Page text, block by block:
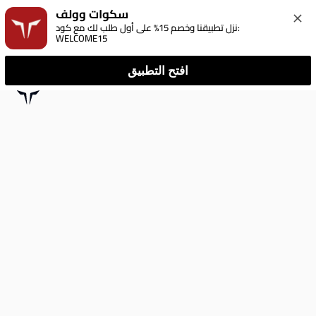
سكوات وولف
نزل تطبيقنا وخصم 15% على أول طلب لك مع كود:
WELCOME15
افتح التطبيق